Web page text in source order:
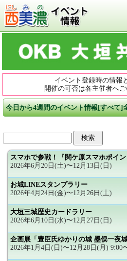
イベント登録時の情報
開催の可否は各主催者へご
今日から4週間のイベント情報[すべ
スマホで参戦！『関ケ原スマホポイン
2026年6月20日(土)〜12月13日(日)
お城LINEスタンプラリー
2026年4月24日(金)〜12月26日(土)
大垣三城歴史カードラリー
2026年6月10日(水)〜12月27日(日)
企画展「豊臣氏ゆかりの城 墨俣一夜
2026年1月4日(日)〜12月28日(月) 9:00